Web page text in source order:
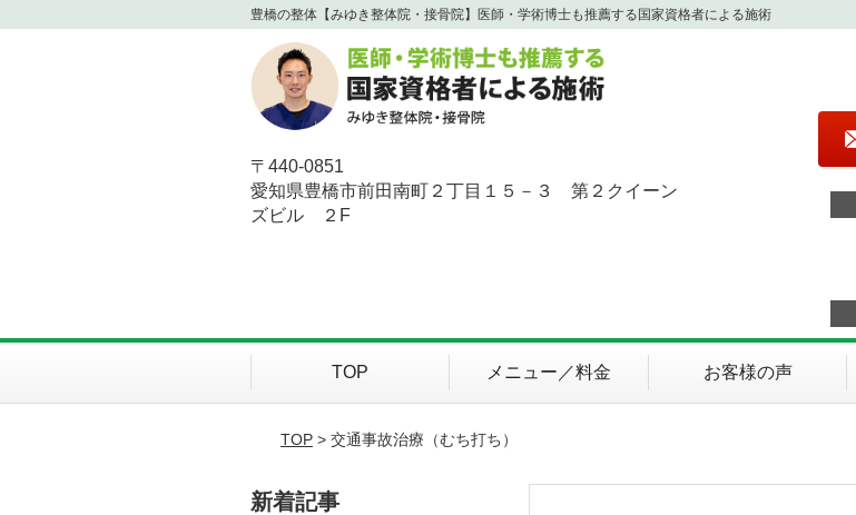
豊橋の整体【みゆき整体院・接骨院】医師・学術博士も推薦する国家資格者による施術
〒440-0851
愛知県豊橋市前田南町２丁目１５－３ 第２クイーン
ズビル ２F
TOP メニュー／料金 お客様の声
TOP> 交通事故治療（むち打ち）
新着記事